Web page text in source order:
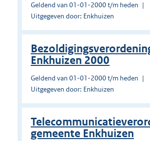
Geldend van 01-01-2000 t/m heden
Uitgegeven door: Enkhuizen
Enkhuizen 2000
Geldend van 01-01-2000 t/m heden
Uitgegeven door: Enkhuizen
gemeente Enkhuizen